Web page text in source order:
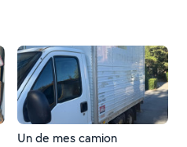
Un de mes camion